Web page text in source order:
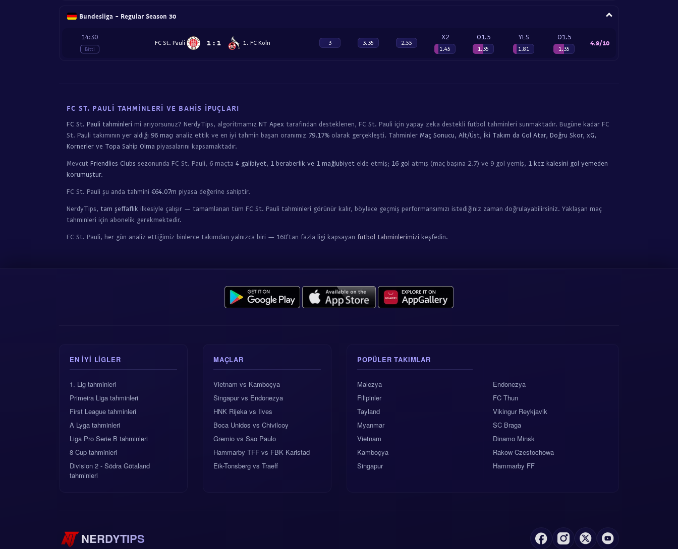
Bundesliga - Regular Season 30
14:30
Bitti
FC St. Pauli 1 : 1 1. FC Koln 3 3.35 2.55
X2
1.45
O1.5
1.35
YES
1.81
O1.5
1.35
4.9/10
FC ST. PAULI TAHMINLERI VE BAHIS İPUÇLARI
FC St. Pauli tahminleri mi arıyorsunuz? NerdyTips, algoritmamız NT Apex tarafından desteklenen, FC St. Pauli için yapay zeka destekli futbol tahminleri sunmaktadır. Bugüne kadar FC
St. Pauli takımının yer aldığı 96 maçı analiz ettik ve en iyi tahmin başarı oranımız 79.17% olarak gerçekleşti. Tahminler Maç Sonucu, Alt/Üst, İki Takım da Gol Atar, Doğru Skor, xG,
Kornerler ve Topa Sahip Olma piyasalarını kapsamaktadır.
Mevcut Friendlies Clubs sezonunda FC St. Pauli, 6 maçta 4 galibiyet, 1 beraberlik ve 1 mağlubiyet elde etmiş; 16 gol atmış (maç başına 2.7) ve 9 gol yemiş, 1 kez kalesini gol yemeden
korumuştur.
FC St. Pauli şu anda tahmini €64.07m piyasa değerine sahiptir.
NerdyTips, tam şeffaflık ilkesiyle çalışır — tamamlanan tüm FC St. Pauli tahminleri görünür kalır, böylece geçmiş performansımızı istediğiniz zaman doğrulayabilirsiniz. Yaklaşan maç
tahminleri için abonelik gerekmektedir.
FC St. Pauli, her gün analiz ettiğimiz binlerce takımdan yalnızca biri — 160'tan fazla ligi kapsayan futbol tahminlerimizi keşfedin.
EN IYI LIGLER
1. Lig tahminleri
Primeira Liga tahminleri
First League tahminleri
A Lyga tahminleri
Liga Pro Serie B tahminleri
8 Cup tahminleri
Division 2 - Södra Götaland
tahminleri
MAÇLAR
Vietnam vs Kamboçya
Singapur vs Endonezya
HNK Rijeka vs Ilves
Boca Unidos vs Chivilcoy
Gremio vs Sao Paulo
Hammarby TFF vs FBK Karlstad
Eik-Tonsberg vs Traeff
POPÜLER TAKIMLAR
Malezya
Filipinler
Tayland
Myanmar
Vietnam
Kamboçya
Singapur
Endonezya
FC Thun
Vikingur Reykjavik
SC Braga
Dinamo Minsk
Rakow Czestochowa
Hammarby FF
NERDYTIPS